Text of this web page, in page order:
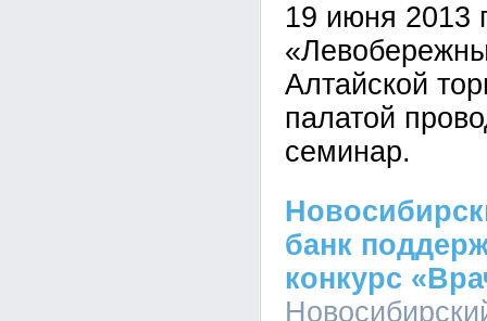
19 июня 2013
Алтайской
палатой
семинар.
банк
конкурс